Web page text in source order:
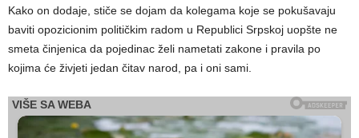
Kako on dodaje, stiče se dojam da kolegama koje se pokušavaju
baviti opozicionim političkim radom u Republici Srpskoj uopšte ne
smeta činjenica da pojedinac želi nametati zakone i pravila po
kojima će živjeti jedan čitav narod, pa i oni sami.